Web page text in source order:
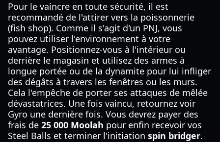
Pour le vaincre en toute sécurité, il est
recommandé de l'attirer vers la poissonnerie
(fish shop). Comme il s'agit d'un PNJ, vous
pouvez utiliser l'environnement à votre
avantage. Positionnez-vous à l'intérieur ou
derrière le magasin et utilisez des armes à
longue portée ou de la dynamite pour lui infliger
des dégâts à travers les fenêtres ou les murs.
Cela l'empêche de porter ses attaques de mêlée
dévastatrices. Une fois vaincu, retournez voir
Gyro une dernière fois. Vous devrez payer des
frais de 25 000 Moolah pour enfin recevoir vos
Steel Balls et terminer l'initiation spin bridger.